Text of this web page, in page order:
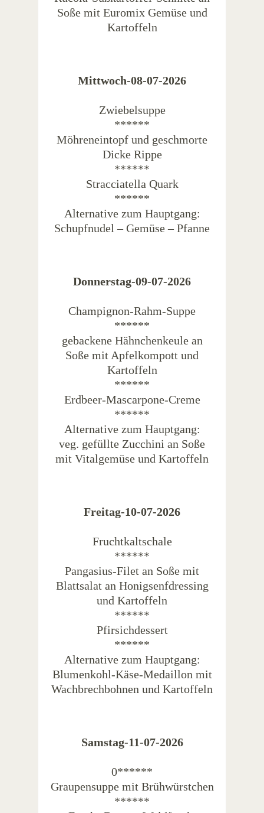
Soße mit Euromix Gemüse und
Kartoffeln
Mittwoch-08-07-2026
Zwiebelsuppe
******
Möhreneintopf und geschmorte
Dicke Rippe
******
Stracciatella Quark
******
Alternative zum Hauptgang:
Schupfnudel – Gemüse – Pfanne
Donnerstag-09-07-2026
Champignon-Rahm-Suppe
******
gebackene Hähnchenkeule an
Soße mit Apfelkompott und
Kartoffeln
******
Erdbeer-Mascarpone-Creme
******
Alternative zum Hauptgang:
veg. gefüllte Zucchini an Soße
mit Vitalgemüse und Kartoffeln
Freitag-10-07-2026
Fruchtkaltschale
******
Pangasius-Filet an Soße mit
Blattsalat an Honigsenfdressing
und Kartoffeln
******
Pfirsichdessert
******
Alternative zum Hauptgang:
Blumenkohl-Käse-Medaillon mit
Wachbrechbohnen und Kartoffeln
Samstag-11-07-2026
0******
Graupensuppe mit Brühwürstchen
******